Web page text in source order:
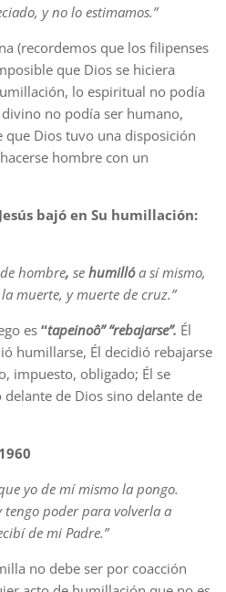
y no lo estimamos.”
(recordemos que los filipenses
que Dios se hiciera
lo espiritual no podía
no podía ser humano,
que Dios tuvo una disposición
hombre con un
bajó en Su humillación:
hombre, se humillóa sí mismo,
muerte, y muerte de cruz.”
es “tapeinoô” “rebajarse”. Él
humillarse, Él decidió rebajarse
impuesto, obligado; Él se
de Dios sino delante de
yo de mí mismo la pongo.
poder para volverla a
de mi Padre.”
no debe ser por coacción